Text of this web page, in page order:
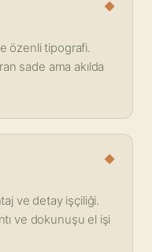
özenli tipografi.
sade ama akılda
ve detay işçiliği.
ve dokunuşu el işi